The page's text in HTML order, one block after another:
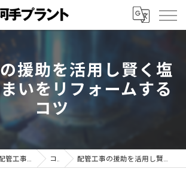
援助を活用し賢く塩
いをリフォームする
コツ
長野県上伊那で配管工事の求人なら株式会社河手プラント コラム 配管工事の援助を活用し賢く塩尻市の住まいをリフォームするコツ